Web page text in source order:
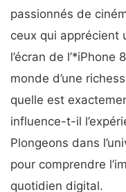
passionnés de
ceux qui apprécient
l’écran de
monde d’une
quelle est
influence-t-il
Plongeons dans
pour comprendre
quotidien digital.